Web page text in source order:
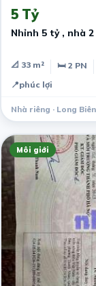
5 Tỷ
Nhỉnh 5 tỷ , nhà
📐 33 m² 🛏 2 PN
📍phúc lợi
Nhà riêng · Long Biên
Môi giới